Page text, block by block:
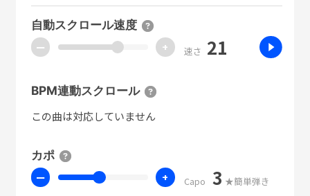
自動スクロール速度
ー + 速さ 21
BPM連動スクロール
この曲は対応していません
カポ
ー + Capo 3 ★簡単弾き